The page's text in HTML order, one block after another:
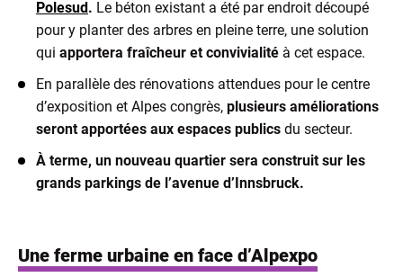
Polesud. Le béton existant a été par endroit découpé
pour y planter des arbres en pleine terre, une solution
qui apportera fraîcheur et convivialité à cet espace.
En parallèle des rénovations attendues pour le centre
d’exposition et Alpes congrès, plusieurs améliorations
seront apportées aux espaces publics du secteur.
À terme, un nouveau quartier sera construit sur les
grands parkings de l’avenue d’Innsbruck.
Une ferme urbaine en face d’Alpexpo